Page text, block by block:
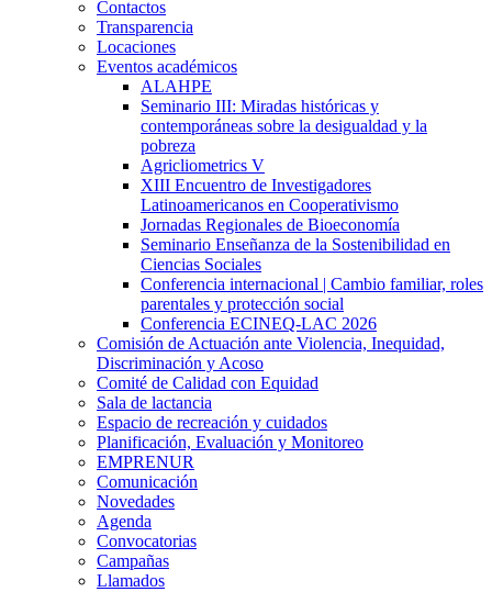
Contactos
Transparencia
Locaciones
Eventos académicos
ALAHPE
Seminario III: Miradas históricas y
contemporáneas sobre la desigualdad y la
pobreza
Agricliometrics V
XIII Encuentro de Investigadores
Latinoamericanos en Cooperativismo
Jornadas Regionales de Bioeconomía
Seminario Enseñanza de la Sostenibilidad en
Ciencias Sociales
Conferencia internacional | Cambio familiar, roles
parentales y protección social
Conferencia ECINEQ-LAC 2026
Comisión de Actuación ante Violencia, Inequidad,
Discriminación y Acoso
Comité de Calidad con Equidad
Sala de lactancia
Espacio de recreación y cuidados
Planificación, Evaluación y Monitoreo
EMPRENUR
Comunicación
Novedades
Agenda
Convocatorias
Campañas
Llamados